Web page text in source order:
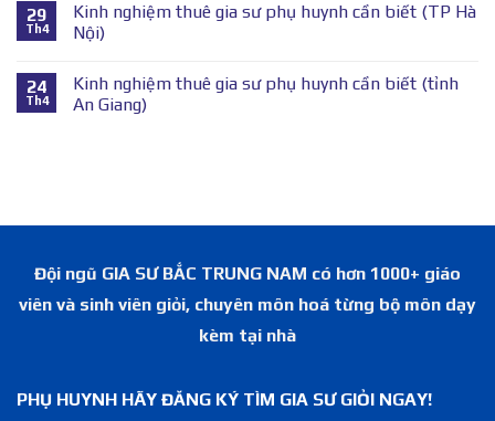
29
Th4
Kinh nghiệm thuê gia sư phụ huynh cần biết (TP Hà
Nội)
24
Th4
Kinh nghiệm thuê gia sư phụ huynh cần biết (tỉnh
An Giang)
Đội ngũ GIA SƯ BẮC TRUNG NAM có hơn 1000+ giáo
viên và sinh viên giỏi, chuyên môn hoá từng bộ môn dạy
kèm tại nhà
PHỤ HUYNH HÃY ĐĂNG KÝ TÌM GIA SƯ GIỎI NGAY!